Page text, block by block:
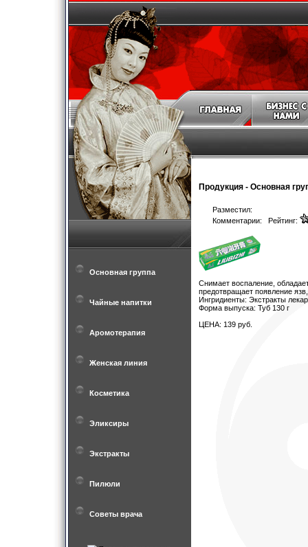
Основная группа
Чайные напитки
Аромотерапия
Женская линия
Косметика
Эликсиры
Экстракты
Пилюли
Советы врача
Продукция - Основная
Разместил:
Комментарии: Рейтинг:
Снимает воспаление,
предотвращает появление
Ингридиенты: Экстракты
Форма выпуска: Туб 130 г
ЦЕНА: 139 руб.